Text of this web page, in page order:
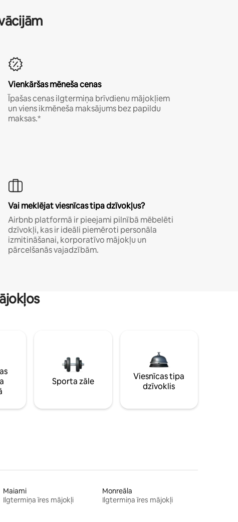
Vienkāršas mēneša cenas
Īpašas cenas ilgtermiņa brīvdienu mājokļiem
un viens ikmēneša maksājums bez papildu
maksas.*
Vai meklējat viesnīcas tipa dzīvokļus?
Airbnb platformā ir pieejami pilnībā mēbelēti
dzīvokļi, kas ir ideāli piemēroti personāla
izmitināšanai, korporatīvo mājokļu un
pārcelšanās vajadzībām.
Sporta zāle
Viesnīcas tipa
dzīvoklis
Maiami
Ilgtermiņa īres mājokļi
Monreāla
Ilgtermiņa īres mājokļi